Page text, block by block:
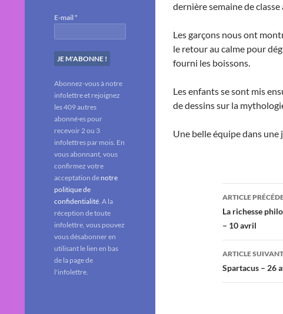
dernière semaine de classe
Les garçons nous ont
le retour au calme pour
fourni les boissons.
Les enfants se sont mis
de dessins sur la
Une belle équipe dans une
des
articles
ARTICLE
La richesse
– 10 avril
ARTICLE SUIVANT
Spartacus – 26
E-mail*
Abonnez-vous à notre
infolettre et rejoignez
les 409 autres
abonné·es pour
recevoir 2 ou 3
infolettres par mois. En
vous abonnant, vous
confirmez votre
acceptation de notre
politique de
confidentialité. A la
réception de toute
infolettre, vous pouvez
vous désabonner en
utilisant le lien en bas
de la page de
l'infolettre.